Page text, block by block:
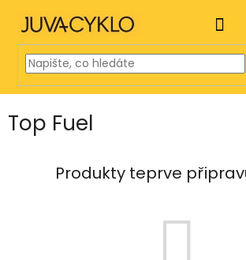
obsah
Top Fuel
Produkty teprve